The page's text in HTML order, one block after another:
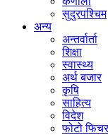
सुदुरपश्चिम
अन्य
अन्तर्वार्ता
शिक्षा
स्वास्थ्य
अर्थ बजार
कृषि
साहित्य
विदेश
फोटो फिचर